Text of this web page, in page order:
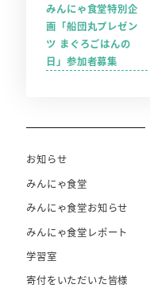
みんにゃ食堂特別企
画「船団丸プレゼン
ツ まぐろごはんの
日」参加者募集
お知らせ
みんにゃ食堂
みんにゃ食堂お知らせ
みんにゃ食堂レポート
学習室
寄付をいただいた皆様